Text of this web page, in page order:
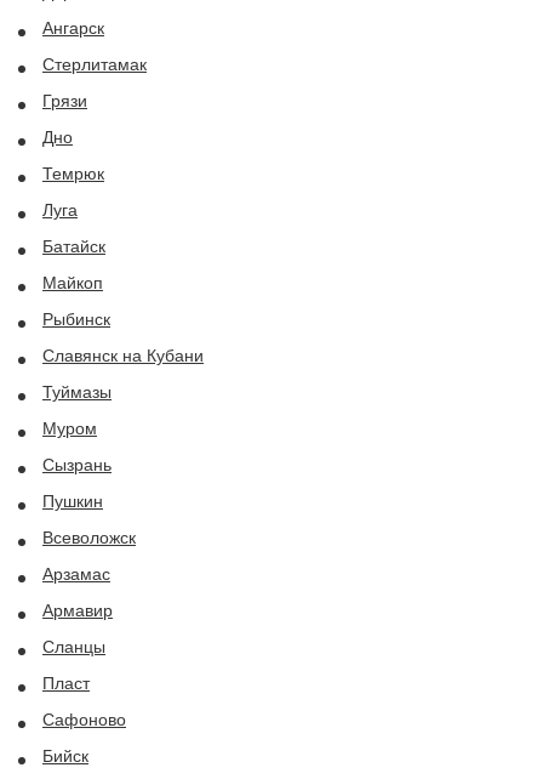
Ангарск
Стерлитамак
Грязи
Дно
Темрюк
Луга
Батайск
Майкоп
Рыбинск
Славянск на Кубани
Туймазы
Муром
Сызрань
Пушкин
Всеволожск
Арзамас
Армавир
Сланцы
Пласт
Сафоново
Бийск